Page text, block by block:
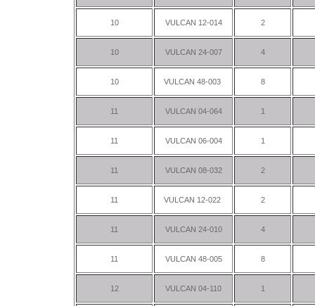
10 VULCAN 12-014 2
10 VULCAN 24-007 4
10 VULCAN 48-003 8
11 VULCAN 04-064 1
11 VULCAN 06-004 1
11 VULCAN 08-032 2
11 VULCAN 12-022 2
11 VULCAN 24-010 4
11 VULCAN 48-005 8
12 VULCAN 04-110 1